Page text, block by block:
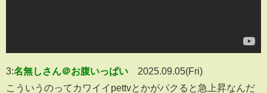
3:名無しさん＠お腹いっぱい
2025.09.05(Fri)
こういうのってカワイイpettvとかがパクると急上昇なんだ